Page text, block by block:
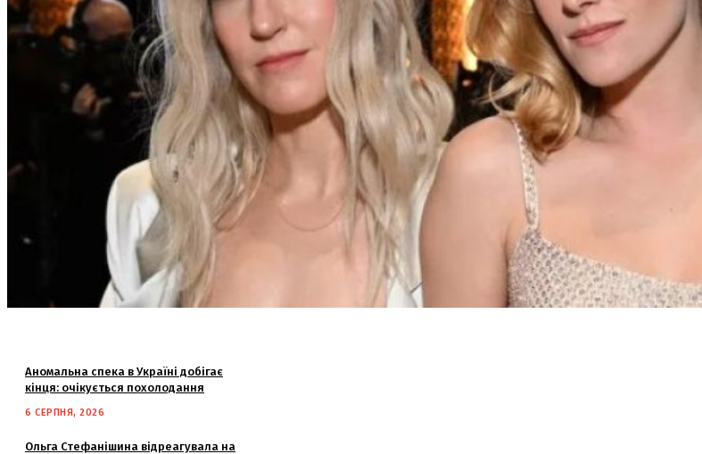
Аномальна спека в Україні добігає
кінця: очікується похолодання
6 СЕРПНЯ, 2026
Ольга Стефанішина відреагувала на